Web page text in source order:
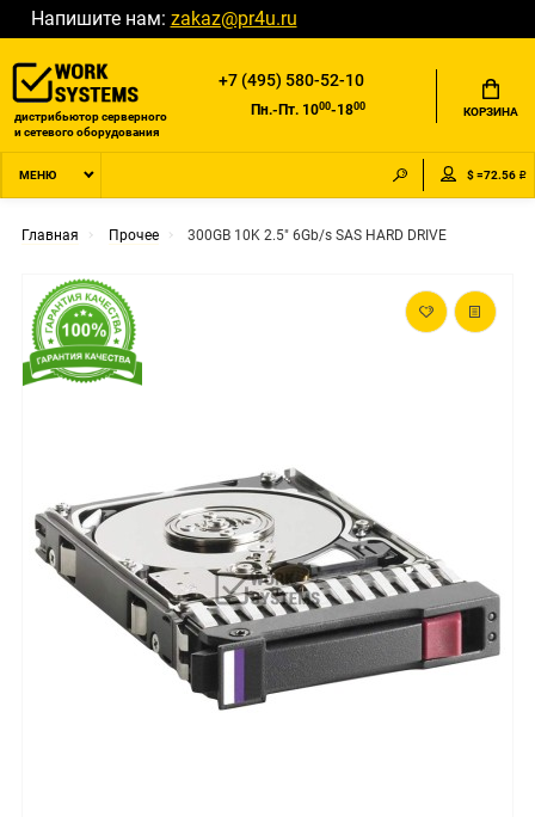
Напишите нам: zakaz@pr4u.ru
дистрибьютор серверного
и сетевого оборудования
+7 (495) 580-52-10
Пн.-Пт. 1000-1800 КОРЗИНА
МЕНЮ $ =72.56 ₽
Главная Прочее 300GB 10K 2.5" 6Gb/s SAS HARD DRIVE